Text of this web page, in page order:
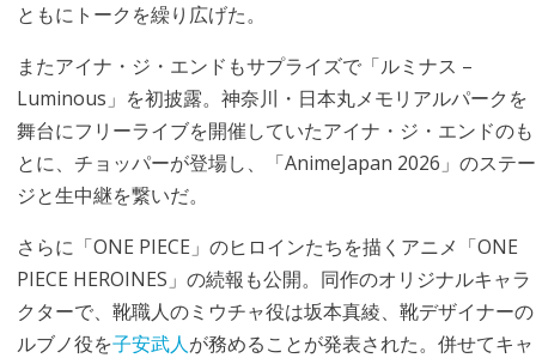
ともにトークを繰り広げた。
またアイナ・ジ・エンドもサプライズで「ルミナス –
Luminous」を初披露。神奈川・日本丸メモリアルパークを
舞台にフリーライブを開催していたアイナ・ジ・エンドのも
とに、チョッパーが登場し、「AnimeJapan 2026」のステー
ジと生中継を繋いだ。
さらに「ONE PIECE」のヒロインたちを描くアニメ「ONE
PIECE HEROINES」の続報も公開。同作のオリジナルキャラ
クターで、靴職人のミウチャ役は坂本真綾、靴デザイナーの
ルブノ役を子安武人が務めることが発表された。併せてキャ